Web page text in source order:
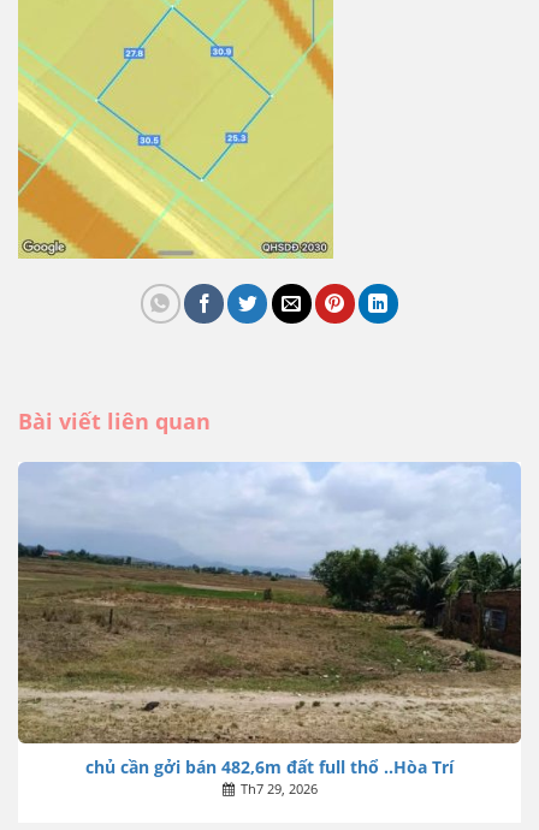
Bài viết liên quan
chủ cần gởi bán 482,6m đất full thổ ..Hòa Trí
Th7 29, 2026